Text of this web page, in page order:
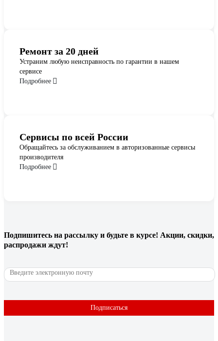
Ремонт за 20 дней
Устраним любую неисправность по гарантии в нашем
сервисе
Подробнее
Сервисы по всей России
Обращайтесь за обслуживанием в авторизованные сервисы
производителя
Подробнее
Подпишитесь на рассылку и будьте в курсе! Акции, скидки,
распродажи ждут!
Подписаться